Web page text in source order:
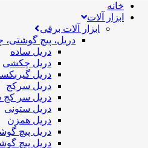
خانه
ابزار آلات
ابزار آلات برقی
دریل، پیچ
دریل ساده
دریل چکشی
دریل
دریل سرکج
دریل سر کج
دریل ستونی
دریل همزن
دریل پیچ
دریل پیچ